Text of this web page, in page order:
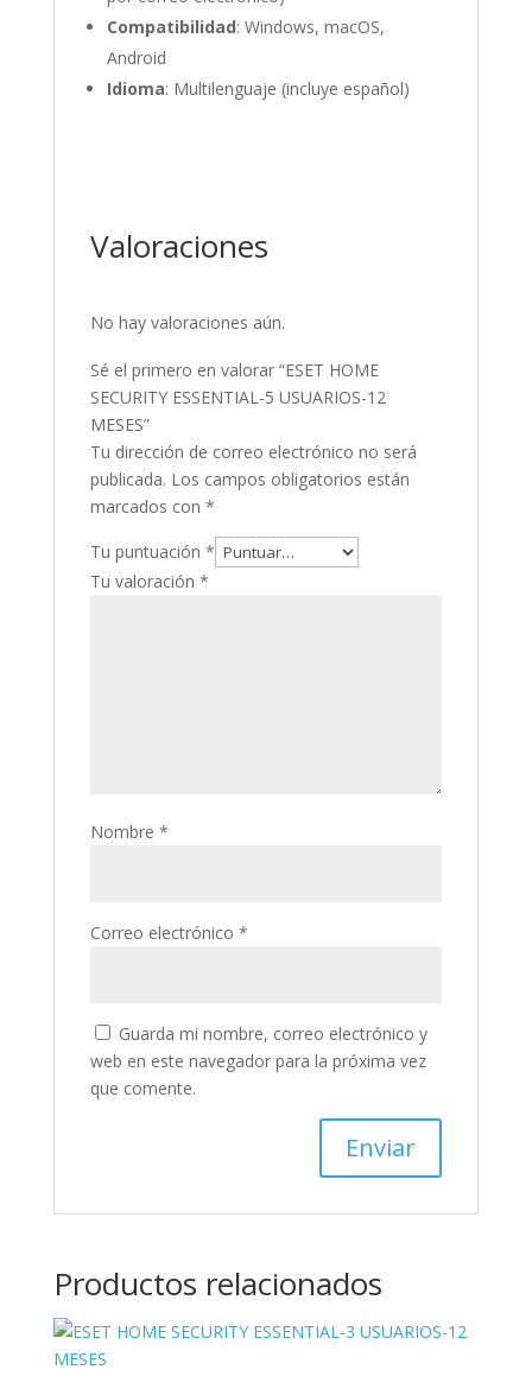
Compatibilidad: Windows, macOS,
Android
Idioma: Multilenguaje (incluye español)
Valoraciones
No hay valoraciones aún.
Sé el primero en valorar “ESET HOME
SECURITY ESSENTIAL-5 USUARIOS-12
MESES”
Tu dirección de correo electrónico no será
publicada. Los campos obligatorios están
marcados con *
Tu puntuación *
Tu valoración *
Nombre *
Correo electrónico *
Guarda mi nombre, correo electrónico y
web en este navegador para la próxima vez
que comente.
Productos relacionados